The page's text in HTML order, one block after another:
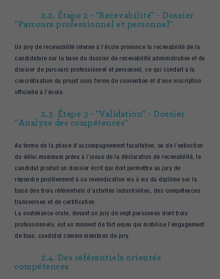
2.2. Étape 2 - "Recevabilité" - Dossier
"Parcours professionnel et personnel"
Un jury de recevabilité interne à l’école prononce la recevabilité de la
candidature sur la base du dossier de recevabilité administrative et du
dossier de parcours professionnel et personnel, ce qui conduit à la
concrétisation du projet sous forme de convention et d’une inscription
officielle à l’école.
2.3. Étape 3 - "Validation" - Dossier
"Analyse des compétences"
Au terme de la phase d’accompagnement facultative, ou de l’extinction
du délai maximum prévu à l’issue de la déclaration de recevabilité, le
candidat produit un dossier écrit qui doit permettre au jury de
répondre positivement à sa revendication vis à vis du diplôme sur la
base des trois référentiels d’activités industrielles, des compétences
transverses et de certification.
La soutenance orale, devant un jury de sept personnes dont trois
professionnels, est un moment de fort enjeu qui mobilise l’engagement
de tous, candidat comme membres du jury.
2.4. Des référentiels orientés
compétences